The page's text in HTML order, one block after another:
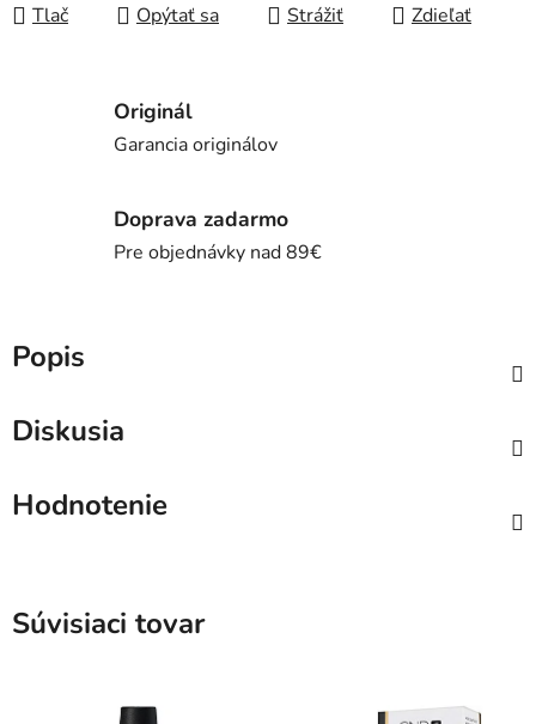
Tlač Opýtať sa Strážiť Zdieľať
Originál
Garancia originálov
Doprava zadarmo
Pre objednávky nad 89€
Popis
Diskusia
Hodnotenie
Súvisiaci tovar